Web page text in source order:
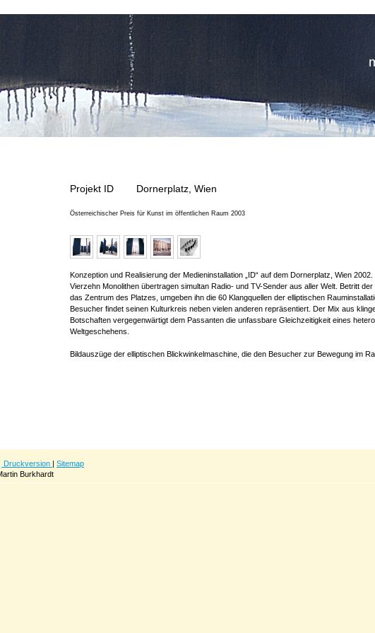
Projekt ID Dornerplatz, Wien
Österreichischer Preis für Kunst im öffentlichen Raum 2003
Konzeption und Realisierung der Medieninstallation „ID“ auf dem Dornerplatz, Wien 2002.
Vierzehn Monolithen übertragen simultan Radio- und TV-Sender aus aller Welt. Betritt
das Zentrum des Platzes, umgeben ihn die 60 Klangquellen der elliptischen
Besucher findet seinen Kulturkreis neben vielen anderen repräsentiert. Der Mix aus
Botschaften vergegenwärtigt dem Passanten die unfassbare Gleichzeitigkeit eines
Weltgeschehens.
Bildauszüge der elliptischen Blickwinkelmaschine, die den Besucher zur Bewegung im
Druckversion | Sitemap
Burkhardt